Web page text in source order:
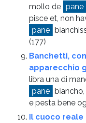
mollo de pane
pisce et, non
pane
(177)
Banchetti,
apparecchio
libra una di
pane
e pesta bene
Il cuoco reale